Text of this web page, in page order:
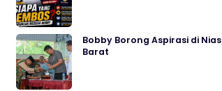
Bobby Borong Aspirasi di Nias
Barat